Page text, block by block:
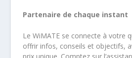
Partenaire de chaque instant
Le WiMATE se connecte à votre
offrir infos, conseils et objectifs,